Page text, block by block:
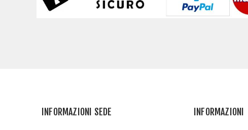
INFORMAZIONI SEDE INFORMAZIONI